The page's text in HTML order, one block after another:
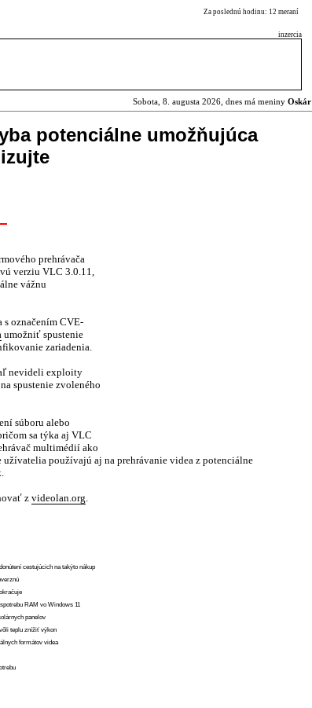
Za poslednú hodinu: 12 meraní
inzercia
Sobota, 8. augusta 2026, dnes má meniny Oskár
potenciálne umožňujúca
prehrávača
verziu VLC 3.0.11,
vážnu
označením CVE-
umožniť spustenie
zariadenia.
nevideli exploity
spustenie zvoleného
súboru alebo
sa týka aj VLC
multimédií ako
používajú aj na prehrávanie videa z potenciálne
z videolan.org.
cestujúcich na takýto nákup
RAM vo Windows 11
panelov
teplu znížiť výkon
formátov videa